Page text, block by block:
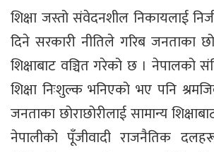
शिक्षा जस्तो संवेदनशील निकायलाई
दिने सरकारी नीतिले गरिब जनताका
शिक्षाबाट वञ्चित गरेको छ । नेपालको
शिक्षा निःशुल्क भनिएको भए पनि
जनताका छोराछोरीलाई सामान्य
नेपालीको पूँजीवादी राजनैतिक